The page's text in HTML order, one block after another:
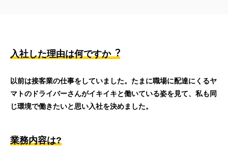
入社した理由は何ですか︖
以前は接客業の仕事をしていました。たまに職場に配達にくるヤ
マトのドライバーさんがイキイキと働いている姿を見て、私も同
じ環境で働きたいと思い入社を決めました。
業務内容は?